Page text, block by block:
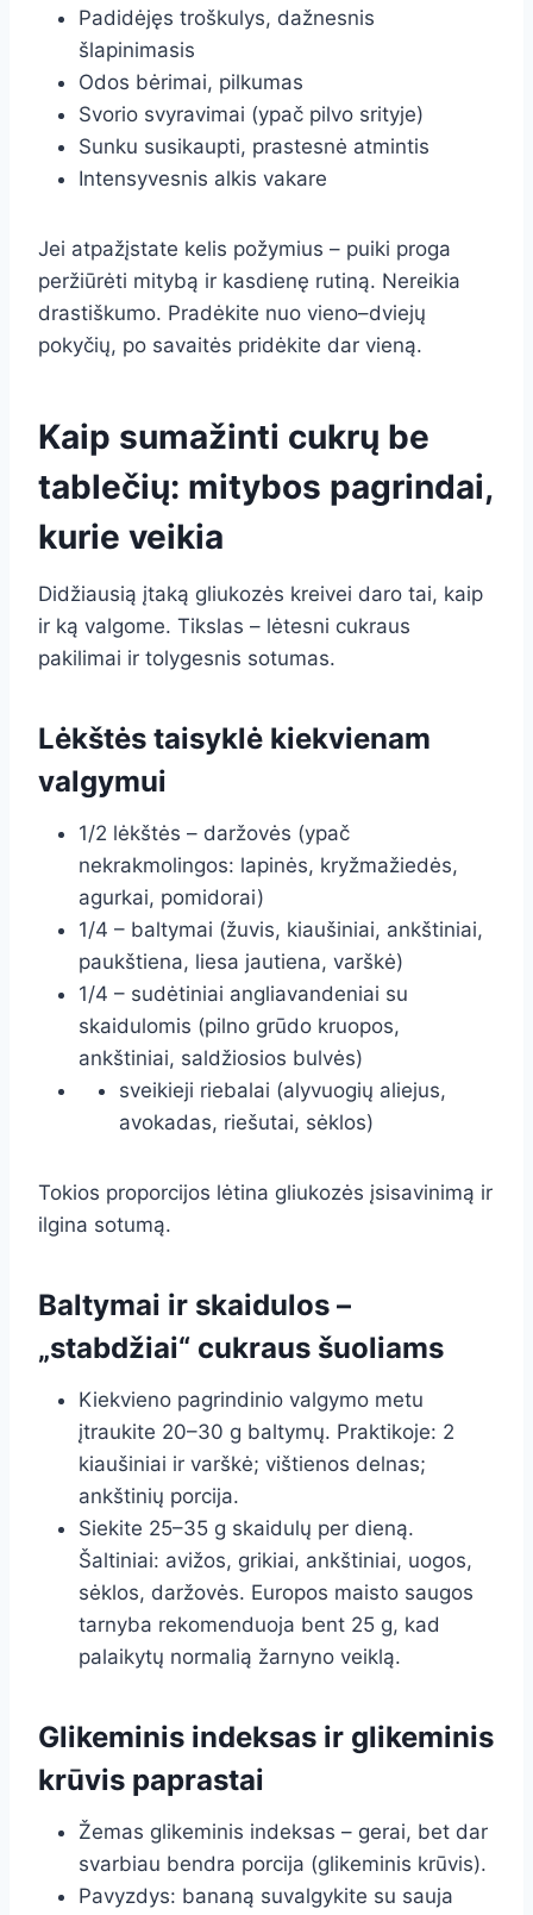
Padidėjęs troškulys, dažnesnis
šlapinimasis
Odos bėrimai, pilkumas
Svorio svyravimai (ypač pilvo srityje)
Sunku susikaupti, prastesnė atmintis
Intensyvesnis alkis vakare
Jei atpažįstate kelis požymius – puiki proga
peržiūrėti mitybą ir kasdienę rutiną. Nereikia
drastiškumo. Pradėkite nuo vieno–dviejų
pokyčių, po savaitės pridėkite dar vieną.
Kaip sumažinti cukrų be
tablečių: mitybos pagrindai,
kurie veikia
Didžiausią įtaką gliukozės kreivei daro tai, kaip
ir ką valgome. Tikslas – lėtesni cukraus
pakilimai ir tolygesnis sotumas.
Lėkštės taisyklė kiekvienam
valgymui
1/2 lėkštės – daržovės (ypač
nekrakmolingos: lapinės, kryžmažiedės,
agurkai, pomidorai)
1/4 – baltymai (žuvis, kiaušiniai, ankštiniai,
paukštiena, liesa jautiena, varškė)
1/4 – sudėtiniai angliavandeniai su
skaidulomis (pilno grūdo kruopos,
ankštiniai, saldžiosios bulvės)
sveikieji riebalai (alyvuogių aliejus,
avokadas, riešutai, sėklos)
Tokios proporcijos lėtina gliukozės įsisavinimą ir
ilgina sotumą.
Baltymai ir skaidulos –
„stabdžiai“ cukraus šuoliams
Kiekvieno pagrindinio valgymo metu
įtraukite 20–30 g baltymų. Praktikoje: 2
kiaušiniai ir varškė; vištienos delnas;
ankštinių porcija.
Siekite 25–35 g skaidulų per dieną.
Šaltiniai: avižos, grikiai, ankštiniai, uogos,
sėklos, daržovės. Europos maisto saugos
tarnyba rekomenduoja bent 25 g, kad
palaikytų normalią žarnyno veiklą.
Glikeminis indeksas ir glikeminis
krūvis paprastai
Žemas glikeminis indeksas – gerai, bet dar
svarbiau bendra porcija (glikeminis krūvis).
Pavyzdys: bananą suvalgykite su sauja